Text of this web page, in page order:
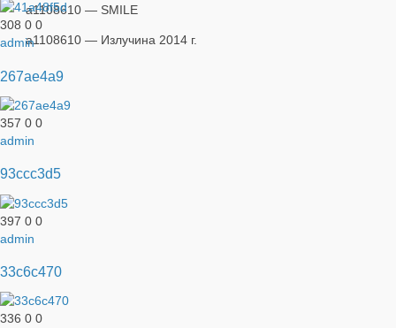
a1108610 — SMILE
a1108610 — Излучина 2014 г.
308 0 0
admin
267ae4a9
357 0 0
admin
93ccc3d5
397 0 0
admin
33c6c470
336 0 0